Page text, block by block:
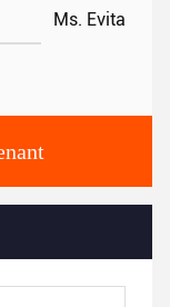
Ms. Evita